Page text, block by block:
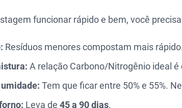
funcionar rápido e bem, você
Resíduos menores compostam mais rápido.
A relação Carbono/Nitrogênio ideal é
Tem que ficar entre 50% e 55%.
Leva de 45 a 90 dias.